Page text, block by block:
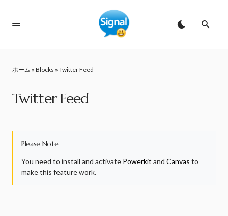
ホーム » Blocks » Twitter Feed
Twitter Feed
Please Note
You need to install and activate Powerkit and Canvas to
make this feature work.